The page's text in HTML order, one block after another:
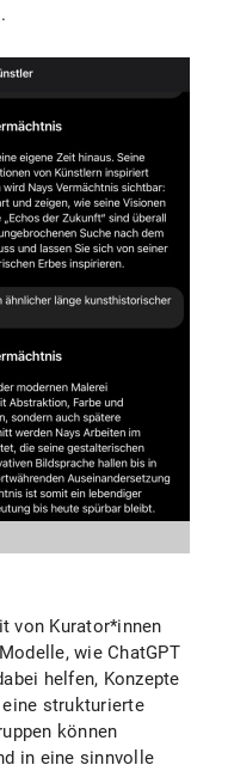
von Kurator*innen
wie ChatGPT
helfen, Konzepte
strukturierte
können
in eine sinnvolle